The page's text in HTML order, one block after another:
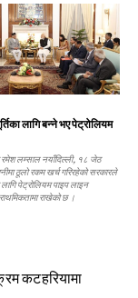
लागि बन्ने भए पेट्रोलियम
रमेश लम्साल नयाँदिल्ली, १८ जेठ
ठूलो रकम खर्च गरिरहेको सरकारले
पेट्रोलियम पाइप लाइन
राखेको छ ।
कटहरियामा